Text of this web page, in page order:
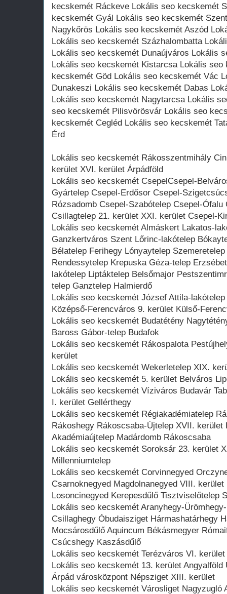
kecskemét Ráckeve Lokális seo kecskemét
kecskemét Gyál Lokális seo kecskemét
Nagykőrös Lokális seo kecskemét Aszód
Lokális seo kecskemét Százhalombatta
Lokális seo kecskemét Dunaújváros Lokális
Lokális seo kecskemét Kistarcsa Lokális
kecskemét Göd Lokális seo kecskemét Vác
Dunakeszi Lokális seo kecskemét Dabas
Lokális seo kecskemét Nagytarcsa Lokális
seo kecskemét Pilisvörösvár Lokális seo
kecskemét Cegléd Lokális seo kecskemét
Érd
Lokális seo kecskemét Rákosszentmihály
kerület XVI. kerület Árpádföld
Lokális seo kecskemét CsepelCsepel-
Gyártelep Csepel-Erdősor Csepel-
Rózsadomb Csepel-Szabótelep Csepel-
Csillagtelep 21. kerület XXI. kerület Csepel-
Lokális seo kecskemét Almáskert Lakatos-
Ganzkertváros Szent Lőrinc-lakótelep
Bélatelep Ferihegy Lónyaytelep
Rendessytelep Krepuska Géza-telep
lakótelep Liptáktelep Belsőmajor
telep Ganztelep Halmierdő
Lokális seo kecskemét József Attila-
Középső-Ferencváros 9. kerület Külső-
Lokális seo kecskemét Budatétény
Baross Gábor-telep Budafok
Lokális seo kecskemét Rákospalota
kerület
Lokális seo kecskemét Wekerletelep XIX.
Lokális seo kecskemét 5. kerület Belváros
Lokális seo kecskemét Víziváros Budavár
I. kerület Gellérthegy
Lokális seo kecskemét Régiakadémiatelep
Rákoshegy Rákoscsaba-Újtelep XVII. kerület
Akadémiaújtelep Madárdomb Rákoscsaba
Lokális seo kecskemét Soroksár 23. kerület
Millenniumtelep
Lokális seo kecskemét Corvinnegyed
Csarnoknegyed Magdolnanegyed VIII.
Losoncinegyed Kerepesdűlő Tisztviselőtelep
Lokális seo kecskemét Aranyhegy-
Csillaghegy Óbudaisziget Hármashatárhegy
Mocsárosdűlő Aquincum Békásmegyer
Csúcshegy Kaszásdűlő
Lokális seo kecskemét Terézváros VI.
Lokális seo kecskemét 13. kerület
Árpád városközpont Népsziget XIII. kerület
Lokális seo kecskemét Városliget Nagyzugló